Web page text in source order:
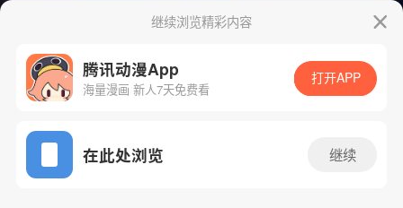
App免费看
继续浏览精彩内容
腾讯动漫App
海量漫画 新人7天免费看
打开APP
在此处浏览 继续